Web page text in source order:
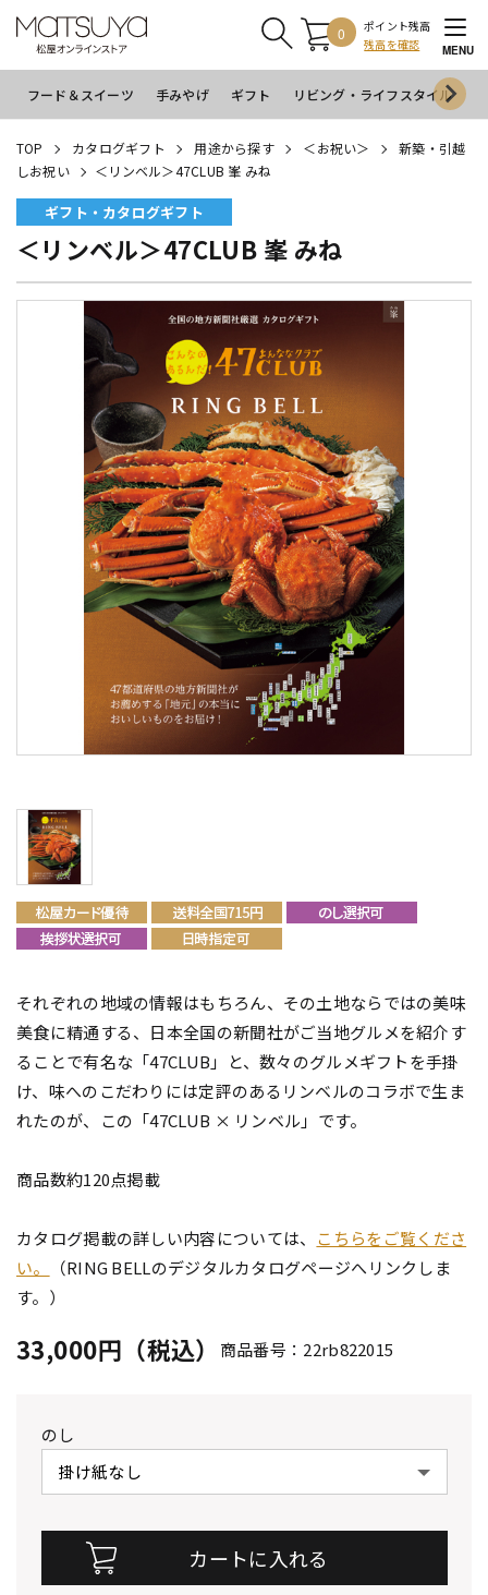
0
ポイント残高
残高を確認
MENU
フード＆スイーツ 手みやげ ギフト リビング・ライフスタイル
TOP カタログギフト 用途から探す ＜お祝い＞
新築・引越
しお祝い
＜リンベル＞47CLUB 峯 みね
ギフト・カタログギフト
＜リンベル＞47CLUB 峯 みね
それぞれの地域の情報はもちろん、その土地ならではの美味
美食に精通する、日本全国の新聞社がご当地グルメを紹介す
ることで有名な「47CLUB」と、数々のグルメギフトを手掛
け、味へのこだわりには定評のあるリンベルのコラボで生ま
れたのが、この「47CLUB × リンベル」です。
商品数約120点掲載
カタログ掲載の詳しい内容については、 こちらをご覧くださ
い。
（RING BELLのデジタルカタログページへリンクしま
す。）
33,000円（税込） 商品番号：22rb822015
のし